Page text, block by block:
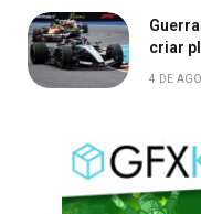
criar
4 DE